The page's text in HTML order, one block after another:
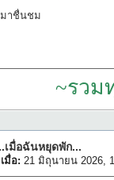
าชื่นชม
~รวม
เมื่อฉันหยุดพัก...
มื่อ: 21 มิถุนายน 2026,